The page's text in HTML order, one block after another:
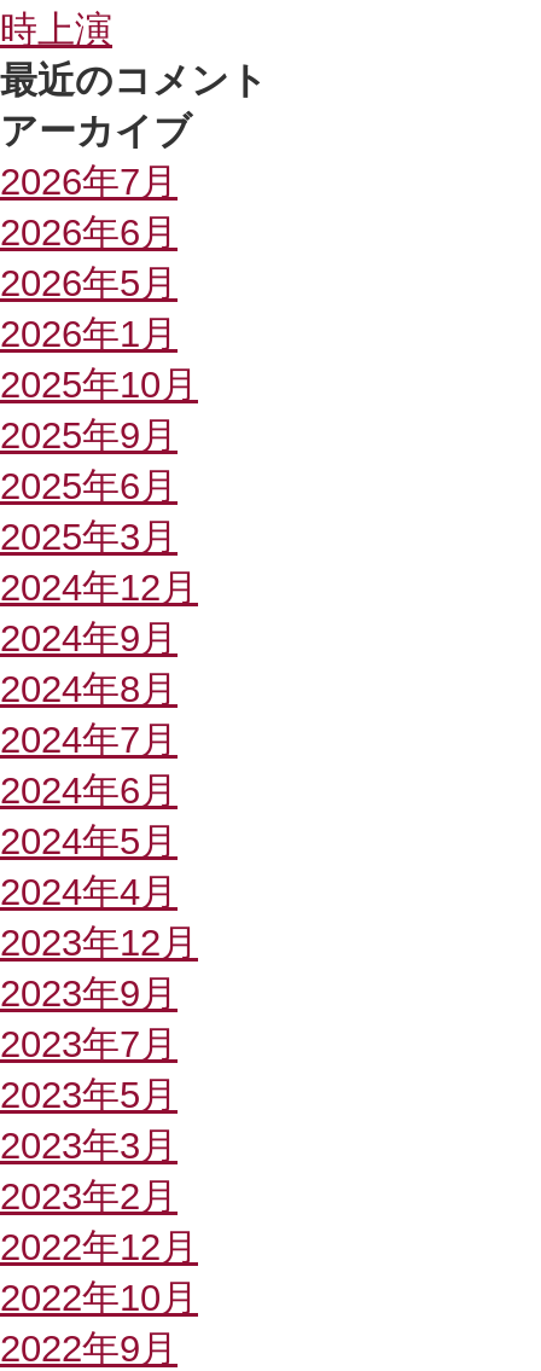
時上演
最近のコメント
アーカイブ
2026年7月
2026年6月
2026年5月
2026年1月
2025年10月
2025年9月
2025年6月
2025年3月
2024年12月
2024年9月
2024年8月
2024年7月
2024年6月
2024年5月
2024年4月
2023年12月
2023年9月
2023年7月
2023年5月
2023年3月
2023年2月
2022年12月
2022年10月
2022年9月